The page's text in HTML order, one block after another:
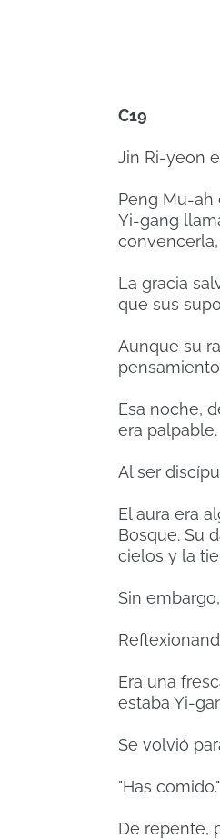
C19
Jin Ri-yeon
Peng Mu-ah
Yi-gang
La gracia
que sus
Aunque su
Esa noche,
era palpable.
Al ser
El aura era
Bosque. Su
cielos y la
Sin
Era una
estaba Yi-
Se volvió
"Has comido."
De repente,